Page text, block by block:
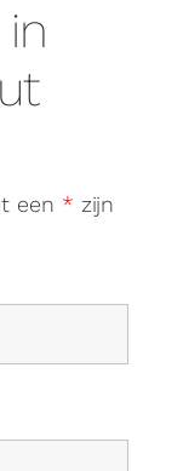
een * zijn